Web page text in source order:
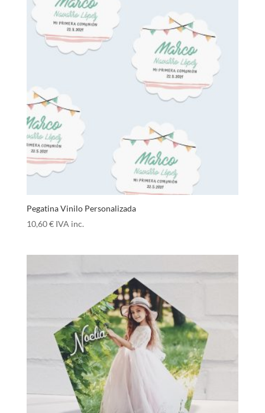
Pegatina Vinilo Personalizada
10,60€ IVA inc.